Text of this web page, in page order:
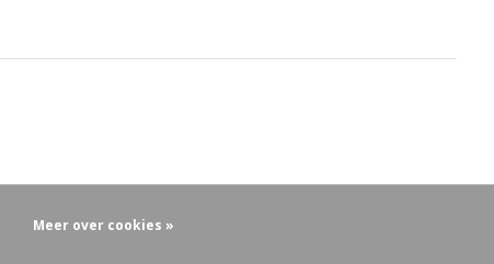
Meer over cookies »